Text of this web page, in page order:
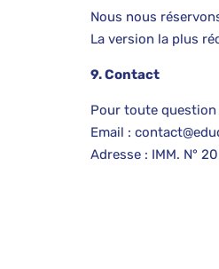
Nous nous
La version la plus
9. Contact
Pour toute
Email :
Adresse : IMM. N°